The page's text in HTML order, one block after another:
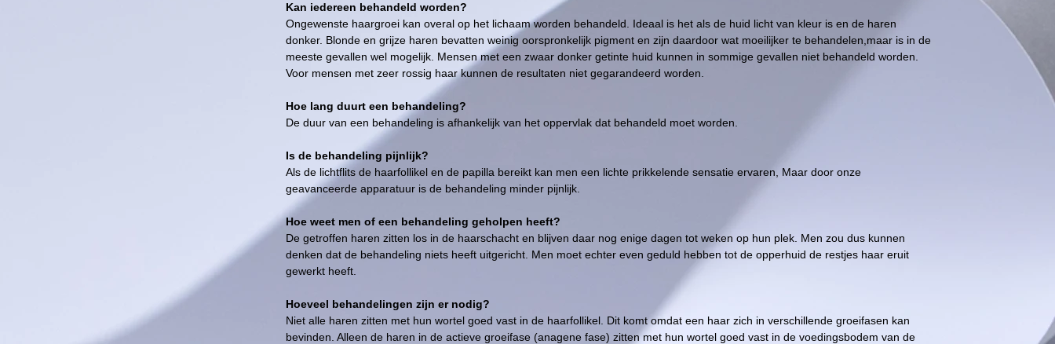
Kan iedereen behandeld worden?
Ongewenste haargroei kan overal op het lichaam worden behandeld. Ideaal is het als de huid licht van kleur is en de haren
donker. Blonde en grijze haren bevatten weinig oorspronkelijk pigment en zijn daardoor wat moeilijker te behandelen,maar is in de
meeste gevallen wel mogelijk. Mensen met een zwaar donker getinte huid kunnen in sommige gevallen niet behandeld worden.
Voor mensen met zeer rossig haar kunnen de resultaten niet gegarandeerd worden.
Hoe lang duurt een behandeling?
De duur van een behandeling is afhankelijk van het oppervlak dat behandeld moet worden.
Is de behandeling pijnlijk?
Als de lichtflits de haarfollikel en de papilla bereikt kan men een lichte prikkelende sensatie ervaren, Maar door onze
geavanceerde apparatuur is de behandeling minder pijnlijk.
Hoe weet men of een behandeling geholpen heeft?
De getroffen haren zitten los in de haarschacht en blijven daar nog enige dagen tot weken op hun plek. Men zou dus kunnen
denken dat de behandeling niets heeft uitgericht. Men moet echter even geduld hebben tot de opperhuid de restjes haar eruit
gewerkt heeft.
Hoeveel behandelingen zijn er nodig?
Niet alle haren zitten met hun wortel goed vast in de haarfollikel. Dit komt omdat een haar zich in verschillende groeifasen kan
bevinden. Alleen de haren in de actieve groeifase (anagene fase) zitten met hun wortel goed vast in de voedingsbodem van de